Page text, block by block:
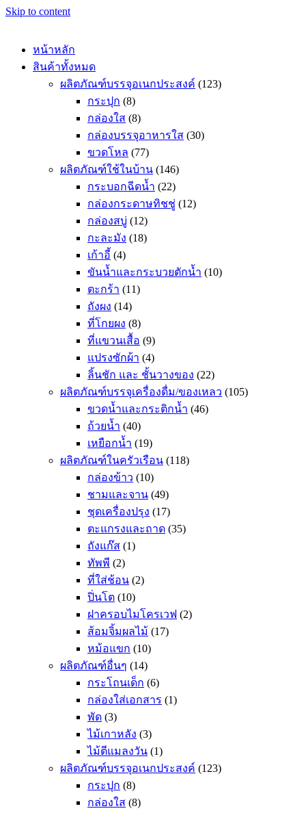
Skip to content
หน้าหลัก
สินค้าทั้งหมด
ผลิตภัณฑ์บรรจุอเนกประสงค์ (123)
กระปุก (8)
กล่องใส (8)
กล่องบรรจุอาหารใส (30)
ขวดโหล (77)
ผลิตภัณฑ์ใช้ในบ้าน (146)
กระบอกฉีดน้ำ (22)
กล่องกระดาษทิชชู่ (12)
กล่องสบู่ (12)
กะละมัง (18)
เก้าอี้ (4)
ขันน้ำและกระบวยตักน้ำ (10)
ตะกร้า (11)
ถังผง (14)
ที่โกยผง (8)
ที่แขวนเสื้อ (9)
แปรงซักผ้า (4)
ลิ้นชัก และ ชั้นวางของ (22)
ผลิตภัณฑ์บรรจุเครื่องดื่ม/ของเหลว (105)
ขวดน้ำและกระติกน้ำ (46)
ถ้วยน้ำ (40)
เหยือกน้ำ (19)
ผลิตภัณฑ์ในครัวเรือน (118)
กล่องข้าว (10)
ชามและจาน (49)
ชุดเครื่องปรุง (17)
ตะแกรงและถาด (35)
ถังแก๊ส (1)
ทัพพี (2)
ที่ใส่ช้อน (2)
ปิ่นโต (10)
ฝาครอบไมโครเวฟ (2)
ส้อมจิ้มผลไม้ (17)
หม้อแขก (10)
ผลิตภัณฑ์อื่นๆ (14)
กระโถนเด็ก (6)
กล่องใส่เอกสาร (1)
พัด (3)
ไม้เกาหลัง (3)
ไม้ตีแมลงวัน (1)
ผลิตภัณฑ์บรรจุอเนกประสงค์ (123)
กระปุก (8)
กล่องใส (8)